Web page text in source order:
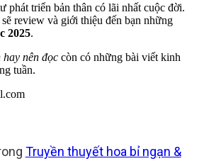
phát triển bản thân có lãi nhất cuộc đời.
review và giới thiệu đến bạn những
2025.
hay nên đọc còn có những bài viết kinh
tuần.
Truyền thuyết hoa bỉ ngạn &